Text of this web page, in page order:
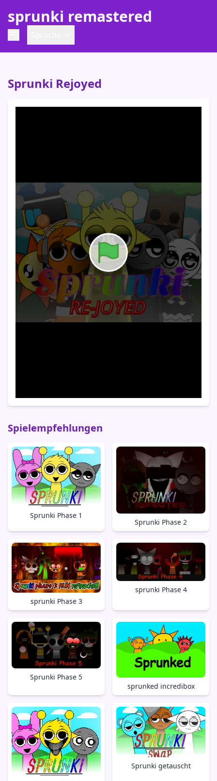
sprunki remastered
Sprunki Rejoyed
Spielempfehlungen
Sprunki Phase 1
Sprunki Phase 2
sprunki Phase 3
sprunki Phase 4
Sprunki Phase 5
sprunked incredibox
Sprunki getauscht